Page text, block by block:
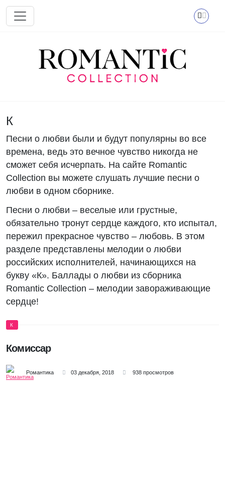
Перейти к основному содержанию
К
Песни о любви были и будут популярны во все
времена, ведь это вечное чувство никогда не
сможет себя исчерпать. На сайте Romantic
Collection вы можете слушать лучшие песни о
любви в одном сборнике.
Песни о любви – веселые или грустные,
обязательно тронут сердце каждого, кто испытал,
пережил прекрасное чувство – любовь. В этом
разделе представлены мелодии о любви
российских исполнителей, начинающихся на
букву «К». Баллады о любви из сборника
Romantic Collection – мелодии завораживающие
сердце!
К
Комиссар
Романтика 03 декабря, 2018 938 просмотров